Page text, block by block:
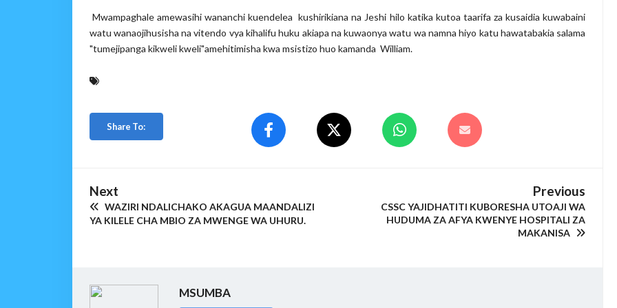
Mwampaghale amewasihi wananchi kuendelea kushirikiana na Jeshi hilo katika kutoa taarifa za kusaidia kuwabaini
watu wanaojihusisha na vitendo vya kihalifu huku akiapa na kuwaonya watu wa namna hiyo katu hawatabakia salama
"tumejipanga kikweli kweli"amehitimisha kwa msistizo huo kamanda William.
Share To:
Next
WAZIRI NDALICHAKO AKAGUA MAANDALIZI
YA KILELE CHA MBIO ZA MWENGE WA UHURU.
Previous
CSSC YAJIDHATITI KUBORESHA UTOAJI WA
HUDUMA ZA AFYA KWENYE HOSPITALI ZA
MAKANISA
MSUMBA